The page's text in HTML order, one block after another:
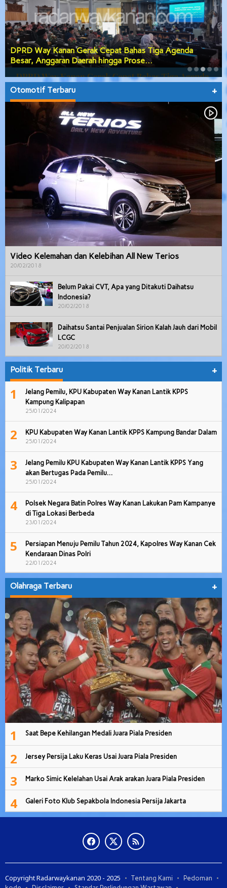
DPRD Way Kanan Gerak Cepat Bahas Tiga Agenda
Besar, Anggaran Daerah hingga Prose…
Otomotif Terbaru +
Video Kelemahan dan Kelebihan All New Terios
20/02/2018
Belum Pakai CVT, Apa yang Ditakuti Daihatsu
Indonesia?
20/02/2018
Daihatsu Santai Penjualan Sirion Kalah Jauh dari Mobil
LCGC
20/02/2018
Politik Terbaru +
1
Jelang Pemilu, KPU Kabupaten Way Kanan Lantik KPPS
Kampung Kalipapan
25/01/2024
2 KPU Kabupaten Way Kanan Lantik KPPS Kampung Bandar Dalam
25/01/2024
3
Jelang Pemilu KPU Kabupaten Way Kanan Lantik KPPS Yang
akan Bertugas Pada Pemilu…
25/01/2024
4
Polsek Negara Batin Polres Way Kanan Lakukan Pam Kampanye
di Tiga Lokasi Berbeda
23/01/2024
5
Persiapan Menuju Pemilu Tahun 2024, Kapolres Way Kanan Cek
Kendaraan Dinas Polri
22/01/2024
Olahraga Terbaru +
1 Saat Bepe Kehilangan Medali Juara Piala Presiden
2 Jersey Persija Laku Keras Usai Juara Piala Presiden
3 Marko Simic Kelelahan Usai Arak arakan Juara Piala Presiden
4 Galeri Foto Klub Sepakbola Indonesia Persija Jakarta
Copyright Radarwaykanan 2020 - 2025 Tentang Kami
Pedoman